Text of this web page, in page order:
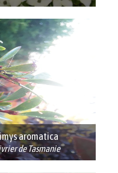
aromatica
de Tasmanie